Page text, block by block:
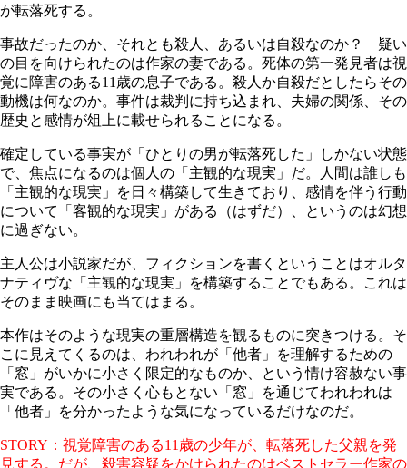
が転落死する。
事故だったのか、それとも殺人、あるいは自殺なのか？ 疑い
の目を向けられたのは作家の妻である。死体の第一発見者は視
覚に障害のある11歳の息子である。殺人か自殺だとしたらその
動機は何なのか。事件は裁判に持ち込まれ、夫婦の関係、その
歴史と感情が俎上に載せられることになる。
確定している事実が「ひとりの男が転落死した」しかない状態
で、焦点になるのは個人の「主観的な現実」だ。人間は誰しも
「主観的な現実」を日々構築して生きており、感情を伴う行動
について「客観的な現実」がある（はずだ）、というのは幻想
に過ぎない。
主人公は小説家だが、フィクションを書くということはオルタ
ナティヴな「主観的な現実」を構築することでもある。これは
そのまま映画にも当てはまる。
本作はそのような現実の重層構造を観るものに突きつける。そ
こに見えてくるのは、われわれが「他者」を理解するための
「窓」がいかに小さく限定的なものか、という情け容赦ない事
実である。その小さく心もとない「窓」を通じてわれわれは
「他者」を分かったような気になっているだけなのだ。
STORY：視覚障害のある11歳の少年が、転落死した父親を発
見する。だが、殺害容疑をかけられたのはベストセラー作家の